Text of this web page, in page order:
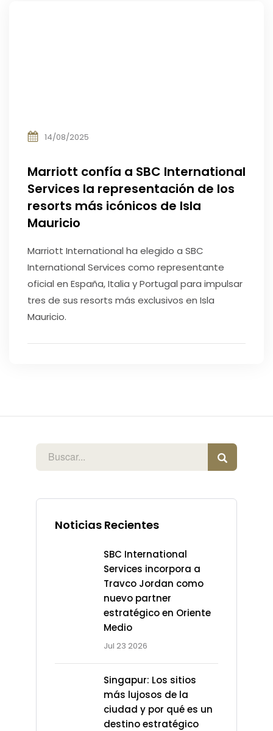
Noticias Recientes
SBC International
Services incorpora a
Travco Jordan como
nuevo partner
estratégico en Oriente
Medio
Jul 23 2026
Singapur: Los sitios
más lujosos de la
ciudad y por qué es un
destino estratégico
14/08/2025
Marriott confía a SBC International
Services la representación de los
resorts más icónicos de Isla
Mauricio
Marriott International ha elegido a SBC
International Services como representante
oficial en España, Italia y Portugal para impulsar
tres de sus resorts más exclusivos en Isla
Mauricio.